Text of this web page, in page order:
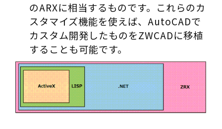
のARXに相当するものです。これらのカ
スタマイズ機能を使えば、AutoCADで
カスタム開発したものをZWCADに移植
することも可能です。